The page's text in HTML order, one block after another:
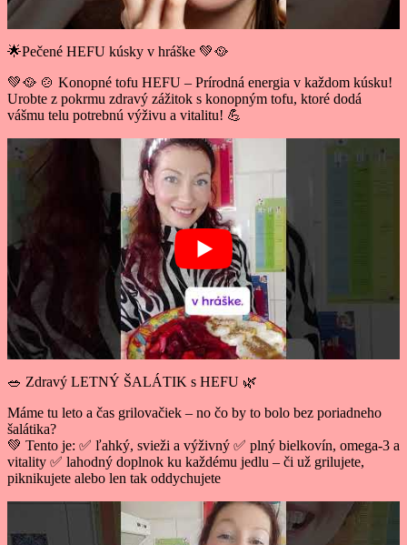
🌟Pečené HEFU kúsky v hráške 💚🥘
💚🥘 🍲 Konopné tofu HEFU – Prírodná energia v každom kúsku!
Urobte z pokrmu zdravý zážitok s konopným tofu, ktoré dodá
vášmu telu potrebnú výživu a vitalitu! 💪
🥗 Zdravý LETNÝ ŠALÁTIK s HEFU 🌿
Máme tu leto a čas grilovačiek – no čo by to bolo bez poriadneho
šalátika?
💚 Tento je: ✅ ľahký, svieži a výživný ✅ plný bielkovín, omega-3 a
vitality ✅ lahodný doplnok ku každému jedlu – či už grilujete,
piknikujete alebo len tak oddychujete